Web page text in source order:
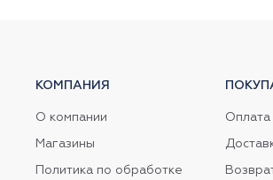
КОМПАНИЯ
О компании
Магазины
Политика по обработке
Оплата